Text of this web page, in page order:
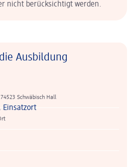
nicht berücksichtigt werden.
Ausbildung
Schwäbisch Hall
Einsatzort